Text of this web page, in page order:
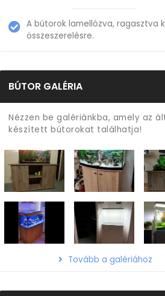
A bútorok lamellózva, ragasztva
összeszerelésre.
BÚTOR GALÉRIA
Nézzen be galériánkba, amely az
készített bútorokat találhatja!
Tovább a galériához